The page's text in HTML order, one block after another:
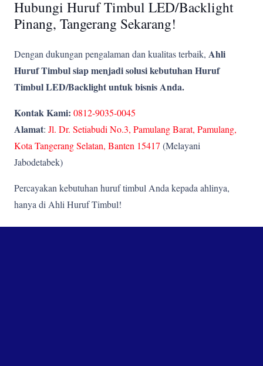
Hubungi Huruf Timbul LED/Backlight
Pinang, Tangerang Sekarang!
Dengan dukungan pengalaman dan kualitas terbaik, Ahli
Huruf Timbul siap menjadi solusi kebutuhan Huruf
Timbul LED/Backlight untuk bisnis Anda.
Kontak Kami: 0812-9035-0045
Alamat: Jl. Dr. Setiabudi No.3, Pamulang Barat, Pamulang,
Kota Tangerang Selatan, Banten 15417 (Melayani
Jabodetabek)
Percayakan kebutuhan huruf timbul Anda kepada ahlinya,
hanya di Ahli Huruf Timbul!